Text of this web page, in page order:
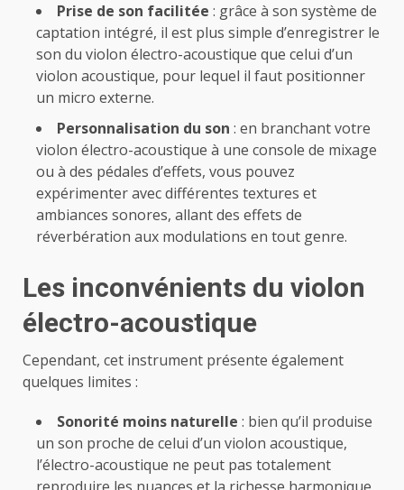
Prise de son facilitée : grâce à son système de
captation intégré, il est plus simple d’enregistrer le
son du violon électro-acoustique que celui d’un
violon acoustique, pour lequel il faut positionner
un micro externe.
Personnalisation du son : en branchant votre
violon électro-acoustique à une console de mixage
ou à des pédales d’effets, vous pouvez
expérimenter avec différentes textures et
ambiances sonores, allant des effets de
réverbération aux modulations en tout genre.
Les inconvénients du violon
électro-acoustique
Cependant, cet instrument présente également
quelques limites :
Sonorité moins naturelle : bien qu’il produise
un son proche de celui d’un violon acoustique,
l’électro-acoustique ne peut pas totalement